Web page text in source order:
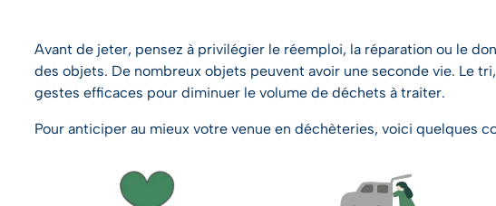
Avant de jeter, pensez à privilégier le réemploi, la réparation ou le
des objets. De nombreux objets peuvent avoir une seconde vie. Le
gestes efficaces pour diminuer le volume de déchets à traiter.
Pour anticiper au mieux votre venue en déchèteries, voici quelques